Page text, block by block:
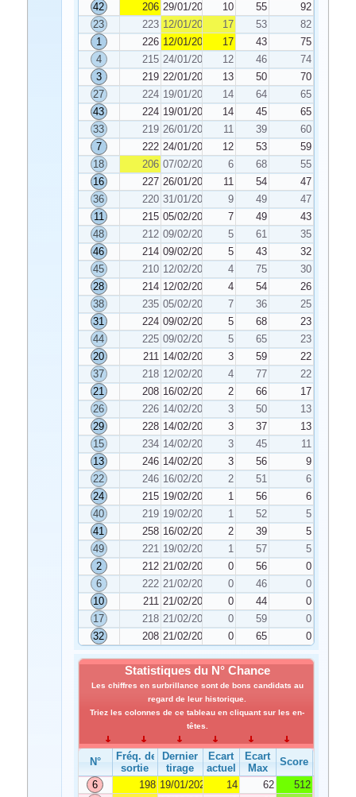
42
206 29/01/2022 10 55
92
23
223 12/01/2022 17 53
82
1
226 12/01/2022 17 43
75
4
215 24/01/2022 12 46
74
3
219 22/01/2022 13 50
70
27
224 19/01/2022 14 64
65
43
224 19/01/2022 14 45
65
33
219 26/01/2022 11 39
60
7
222 24/01/2022 12 53
59
18
206 07/02/2022 6 68
55
16
227 26/01/2022 11 54
47
36
220 31/01/2022 9 49
47
11
215 05/02/2022 7 49
43
48
212 09/02/2022 5 61
35
46
214 09/02/2022 5 43
32
45
210 12/02/2022 4 75
30
28
214 12/02/2022 4 54
26
38
235 05/02/2022 7 36
25
31
224 09/02/2022 5 68
23
44
225 09/02/2022 5 65
23
20
211 14/02/2022 3 59
22
37
218 12/02/2022 4 77
22
21
208 16/02/2022 2 66
17
26
226 14/02/2022 3 50
13
29
228 14/02/2022 3 37
13
15
234 14/02/2022 3 45
11
13
246 14/02/2022 3 56
9
22
246 16/02/2022 2 51
6
24
215 19/02/2022 1 56
6
40
219 19/02/2022 1 52
5
41
258 16/02/2022 2 39
5
49
221 19/02/2022 1 57
5
2
212 21/02/2022 0 56
0
6
222 21/02/2022 0 46
0
10
211 21/02/2022 0 44
0
17
218 21/02/2022 0 59
0
32
208 21/02/2022 0 65 0
Statistiques du N° Chance
Les chiffres en surbrillance sont de bons candidats au
regard de leur historique.
Triez les colonnes de ce tableau en cliquant sur les en-
têtes.
N°
Fréq. de
sortie
Dernier
tirage
Ecart
actuel
Ecart
Max
Score
6
198 19/01/2022 14 62
512